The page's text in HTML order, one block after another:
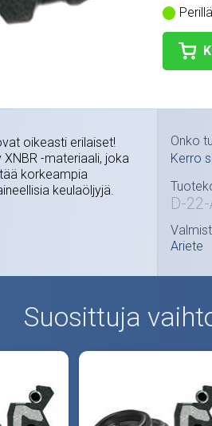
oikeasti erilaiset!
-materiaali, joka
korkeampia
keulaöljyjä.
Onko
Kerro
D-
Ariete
Suosittuja